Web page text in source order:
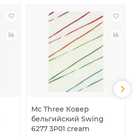
Mc Three Ковер
бельгийский Swing
6277 3P01 cream